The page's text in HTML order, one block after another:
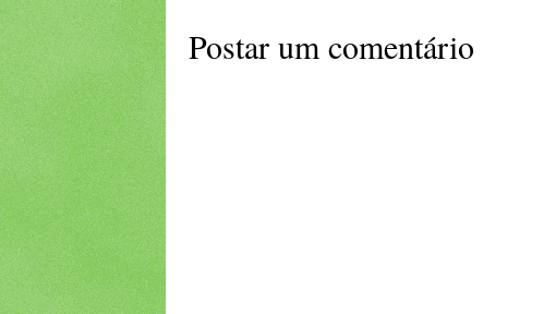
Postar um comentário